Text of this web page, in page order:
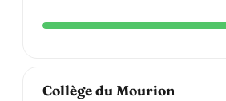
Collège du Mourion